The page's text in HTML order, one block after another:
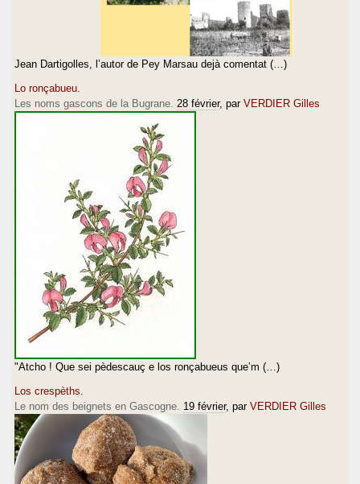
Jean Dartigolles, l’autor de Pey Marsau dejà comentat (…)
Lo ronçabueu.
Les noms gascons de la Bugrane. 28 février, par VERDIER Gilles
"Atcho ! Que sei pèdescauç e los ronçabueus que’m (…)
Los crespèths.
Le nom des beignets en Gascogne. 19 février, par VERDIER Gilles